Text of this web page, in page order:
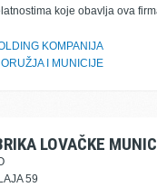
koje obavlja ova
KOMPANIJA
I MUNICIJE
LOVAČKE
59